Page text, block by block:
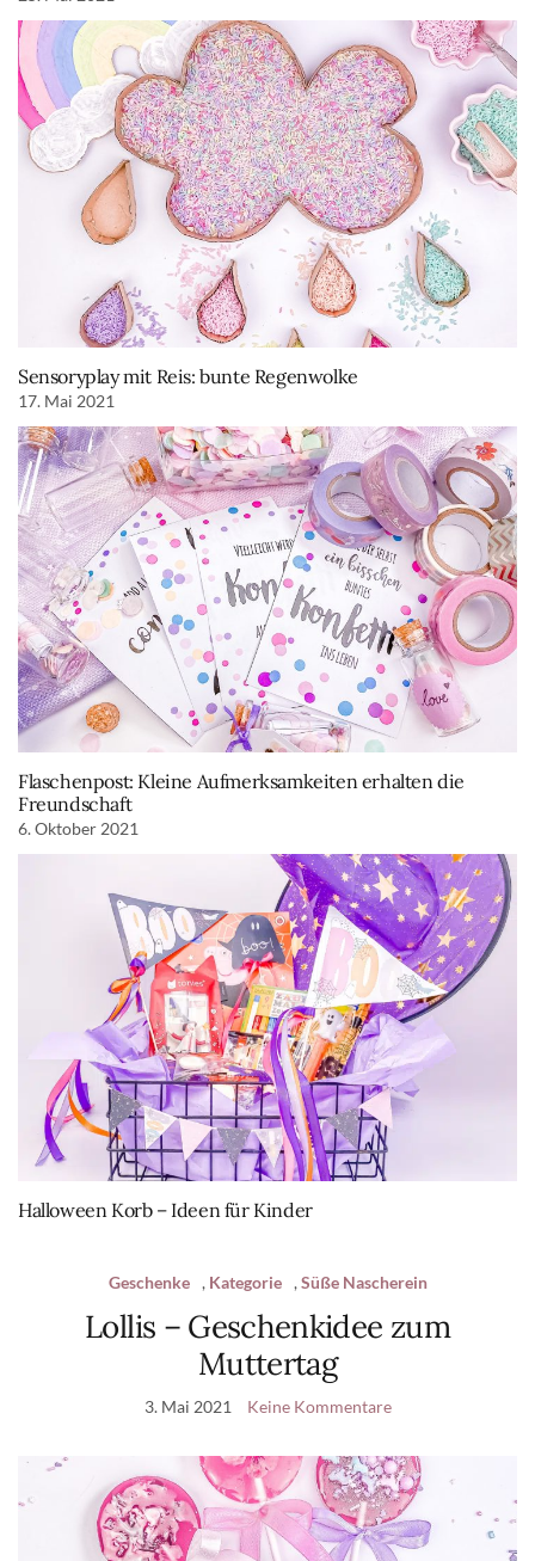
Sensoryplay mit Reis: bunte Regenwolke
17. Mai 2021
Flaschenpost: Kleine Aufmerksamkeiten erhalten die
Freundschaft
6. Oktober 2021
Halloween Korb – Ideen für Kinder
Geschenke , Kategorie ,Süße Nascherein
Lollis – Geschenkidee zum
Muttertag
3. Mai 2021 Keine Kommentare